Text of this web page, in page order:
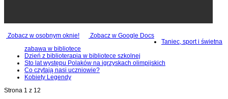
Zobacz w osobnym oknie!
Zobacz w Google Docs
Taniec, sport i świetna
zabawa w bibliotece
Dzień z biblioterapia w bibliotece szkolnej
Sto lat występu Polaków na igrzyskach olimpijskich
Co czytają nasi uczniowie?
Kobiety Legendy
Strona 1 z 12